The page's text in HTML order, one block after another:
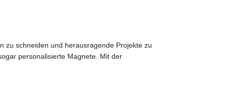
zu schneiden und herausragende Projekte zu
personalisierte Magnete. Mit der